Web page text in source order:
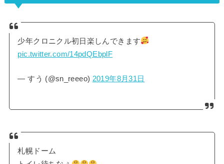
少年クロニクル初日楽しんできます
pic.twitter.com/14pdQEbplF
— すう (@sn_reeeo) 2019年8月31日
札幌ドーム